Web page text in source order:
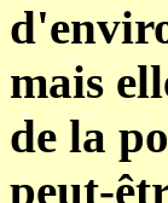
mais
de la
peut-